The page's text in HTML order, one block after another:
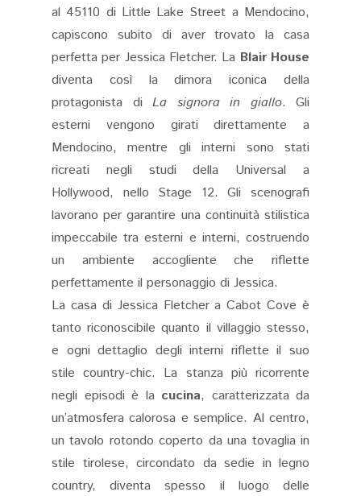
al 45110 di Little Lake Street a Mendocino,
capiscono subito di aver trovato la casa
perfetta per Jessica Fletcher. La Blair House
diventa così la dimora iconica della
protagonista di La signora in giallo. Gli
esterni vengono girati direttamente a
Mendocino, mentre gli interni sono stati
ricreati negli studi della Universal a
Hollywood, nello Stage 12. Gli scenografi
lavorano per garantire una continuità stilistica
impeccabile tra esterni e interni, costruendo
un ambiente accogliente che riflette
perfettamente il personaggio di Jessica​.
La casa di Jessica Fletcher a Cabot Cove è
tanto riconoscibile quanto il villaggio stesso,
e ogni dettaglio degli interni riflette il suo
stile country-chic. La stanza più ricorrente
negli episodi è la cucina, caratterizzata da
un’atmosfera calorosa e semplice. Al centro,
un tavolo rotondo coperto da una tovaglia in
stile tirolese, circondato da sedie in legno
country, diventa spesso il luogo delle